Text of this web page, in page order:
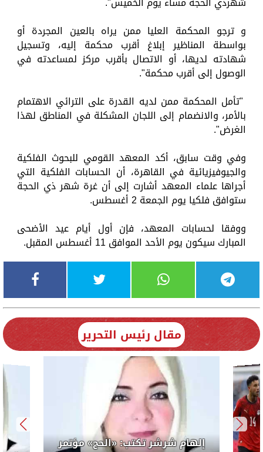
و ترجو المحكمة العليا ممن يراه بالعين المجردة أو
بواسطة المناظير إبلاغ أقرب محكمة إليه، وتسجيل
شهادته لديها، أو الاتصال بأقرب مركز لمساعدته في
الوصول إلى أقرب محكمة".
"تأمل المحكمة ممن لديه القدرة على الترائي الاهتمام
بالأمر، والانضمام إلى اللجان المشكلة في المناطق لهذا
الغرض".
وفي وقت سابق، أكد المعهد القومي للبحوث الفلكية
والجيوفيزيائية في القاهرة، أن الحسابات الفلكية التي
أجراها علماء المعهد أشارت إلى أن غرة شهر ذي الحجة
ستوافق فلكيا يوم الجمعة 2 أغسطس.
ووفقا لحسابات المعهد، فإن أول أيام عيد الأضحى
المبارك سيكون يوم الأحد الموافق 11 أغسطس المقبل.
مقال رئيس التحرير
إلهام شرشر تكتب: «الحج» مؤتمر